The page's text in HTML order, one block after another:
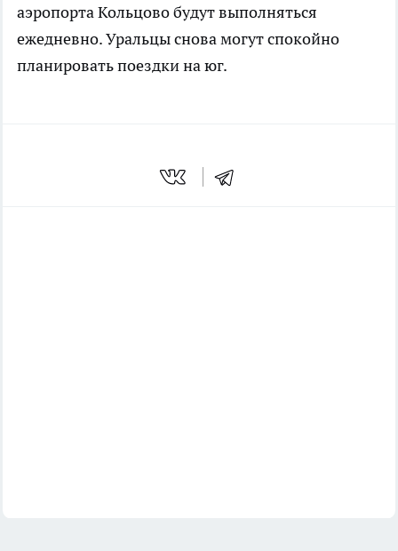
аэропорта Кольцово будут выполняться
ежедневно. Уральцы снова могут спокойно
планировать поездки на юг.